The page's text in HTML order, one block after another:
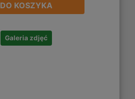
DO KOSZYKA
Galeria zdjęć